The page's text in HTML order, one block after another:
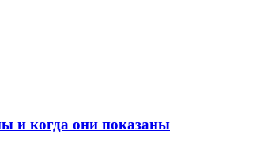
и когда они показаны